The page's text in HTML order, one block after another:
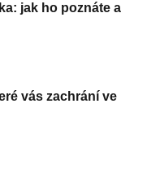
jak ho poznáte a
vás zachrání ve